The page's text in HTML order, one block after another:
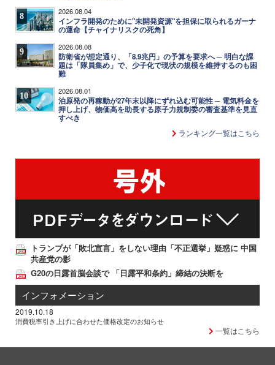
8 2026.08.04
インフラ開発のために"未開発資源"を担保に取られるガーナ
の運命【チャイナリスクの死角】
9 2026.08.08
防衛省が想定通り、「8.9兆円」の予算を要求へ ─ 明白な課
題は「隊員集め」で、少子化で現状の規模を維持するのも困
難
10 2026.08.01
泊原発の再稼動が27年末以降にずれ込む可能性 ─ 電気料金を
押し上げ、物価高を助長する原子力規制委の審査基準を見直
すべき
ランキング一覧はこちら
トランプが「敗北宣言」をしない理由「不正選挙」疑惑に 中国
共産党の影
G20の日露首脳会談で 「日露平和条約」締結の決断を
インフォメーション
2019.10.18
消費税率引き上げに合わせた価格改定のお知らせ
一覧はこちら